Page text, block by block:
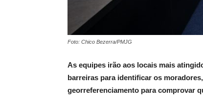
Foto: Chico Bezerra/PMJG
As equipes irão aos locais mais
barreiras para identificar os
georreferenciamento para comprovar